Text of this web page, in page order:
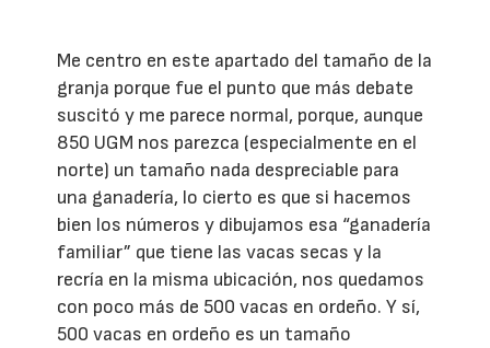
Me centro en este apartado del tamaño de la
granja porque fue el punto que más debate
suscitó y me parece normal, porque, aunque
850 UGM nos parezca (especialmente en el
norte) un tamaño nada despreciable para
una ganadería, lo cierto es que si hacemos
bien los números y dibujamos esa “ganadería
familiar” que tiene las vacas secas y la
recría en la misma ubicación, nos quedamos
con poco más de 500 vacas en ordeño. Y sí,
500 vacas en ordeño es un tamaño